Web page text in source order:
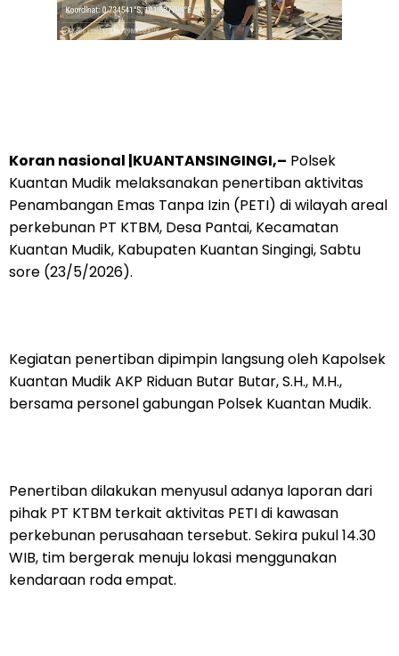
Koran nasional |KUANTANSINGINGI,– Polsek
Kuantan Mudik melaksanakan penertiban aktivitas
Penambangan Emas Tanpa Izin (PETI) di wilayah areal
perkebunan PT KTBM, Desa Pantai, Kecamatan
Kuantan Mudik, Kabupaten Kuantan Singingi, Sabtu
sore (23/5/2026).
Kegiatan penertiban dipimpin langsung oleh Kapolsek
Kuantan Mudik AKP Riduan Butar Butar, S.H., M.H.,
bersama personel gabungan Polsek Kuantan Mudik.
Penertiban dilakukan menyusul adanya laporan dari
pihak PT KTBM terkait aktivitas PETI di kawasan
perkebunan perusahaan tersebut. Sekira pukul 14.30
WIB, tim bergerak menuju lokasi menggunakan
kendaraan roda empat.